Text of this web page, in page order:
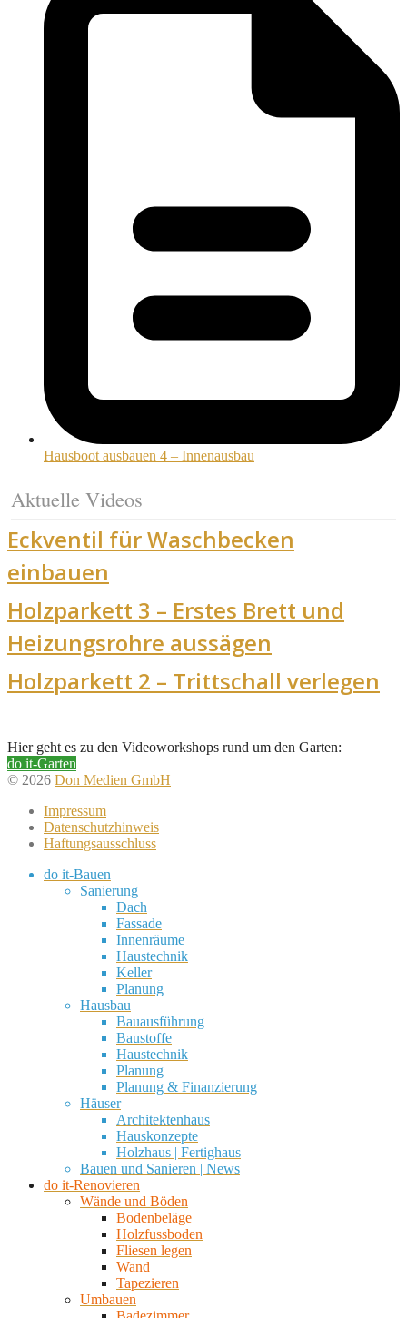
Hausboot ausbauen 4 – Innenausbau
Aktuelle Videos
Eckventil für Waschbecken
einbauen
Holzparkett 3 – Erstes Brett und
Heizungsrohre aussägen
Holzparkett 2 – Trittschall verlegen
Hier geht es zu den Videoworkshops rund um den Garten:
do it-Garten
© 2026 Don Medien GmbH
Impressum
Datenschutzhinweis
Haftungsausschluss
do it-Bauen
Sanierung
Dach
Fassade
Innenräume
Haustechnik
Keller
Planung
Hausbau
Bauausführung
Baustoffe
Haustechnik
Planung
Planung & Finanzierung
Häuser
Architektenhaus
Hauskonzepte
Holzhaus | Fertighaus
Bauen und Sanieren | News
do it-Renovieren
Wände und Böden
Bodenbeläge
Holzfussboden
Fliesen legen
Wand
Tapezieren
Umbauen